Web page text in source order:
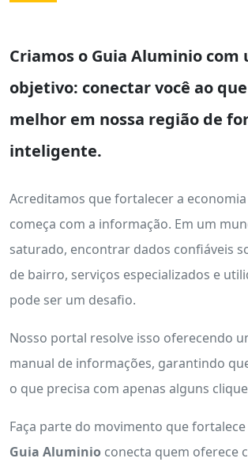
Criamos o Guia Aluminio com
objetivo: conectar você ao
melhor em nossa região de
inteligente.
Acreditamos que fortalecer a
começa com a informação. Em um
saturado, encontrar dados confiáveis
de bairro, serviços especializados e
pode ser um desafio.
Nosso portal resolve isso oferecendo
manual de informações, garantindo
o que precisa com apenas alguns
Faça parte do movimento que fortalece
Guia Aluminio conecta quem oferece